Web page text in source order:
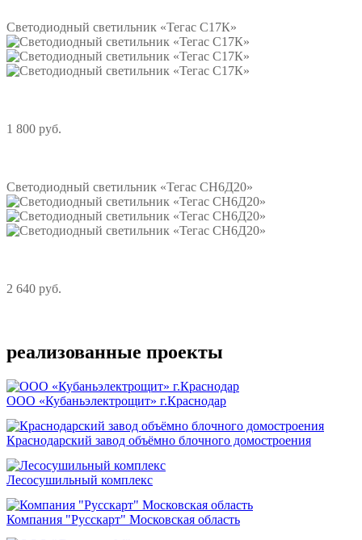
Светодиодный светильник «Тегас С17К»
1 800 руб.
Светодиодный светильник «Тегас СН6Д20»
2 640 руб.
реализованные проекты
ООО «Кубаньэлектрощит» г.Краснодар
Краснодарский завод объёмно блочного домостроения
Лесосушильный комплекс
Компания "Русскарт" Московская область